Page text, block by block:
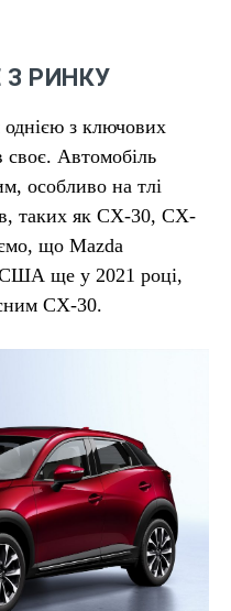
РИНКУ
з ключових
своє. Автомобіль
особливо на тлі
таких як CX-30, CX-
що Mazda
ще у 2021 році,
CX-30.